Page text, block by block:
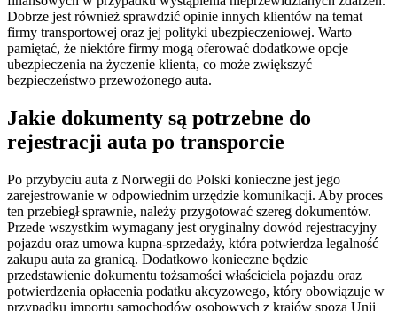
Dobrze jest również sprawdzić opinie innych klientów na temat
firmy transportowej oraz jej polityki ubezpieczeniowej. Warto
pamiętać, że niektóre firmy mogą oferować dodatkowe opcje
ubezpieczenia na życzenie klienta, co może zwiększyć
bezpieczeństwo przewożonego auta.
Jakie dokumenty są potrzebne do
rejestracji auta po transporcie
Po przybyciu auta z Norwegii do Polski konieczne jest jego
zarejestrowanie w odpowiednim urzędzie komunikacji. Aby proces
ten przebiegł sprawnie, należy przygotować szereg dokumentów.
Przede wszystkim wymagany jest oryginalny dowód rejestracyjny
pojazdu oraz umowa kupna-sprzedaży, która potwierdza legalność
zakupu auta za granicą. Dodatkowo konieczne będzie
przedstawienie dokumentu tożsamości właściciela pojazdu oraz
potwierdzenia opłacenia podatku akcyzowego, który obowiązuje w
przypadku importu samochodów osobowych z krajów spoza Unii